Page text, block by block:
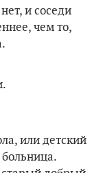
и соседи
чем то,
или детский